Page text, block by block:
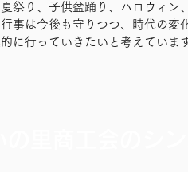
祭り、子供盆踊り、ハロウィ
事は今後も守りつつ、時代の
に行っていきたいと考えていま